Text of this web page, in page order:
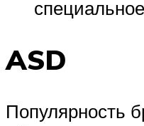
ASD
Популярность